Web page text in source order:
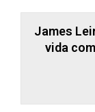
MARÍA
JUANA,
James
vida